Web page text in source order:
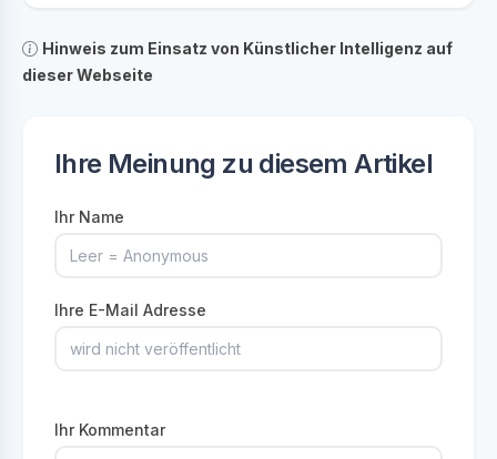
Hinweis zum Einsatz von Künstlicher Intelligenz auf
dieser Webseite
Ihre Meinung zu diesem Artikel
Ihr Name
Ihre E-Mail Adresse
Ihr Kommentar